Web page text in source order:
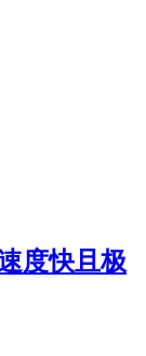
度快且极